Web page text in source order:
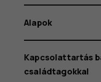
Alapok
Kapcsolattartás
családtagokkal